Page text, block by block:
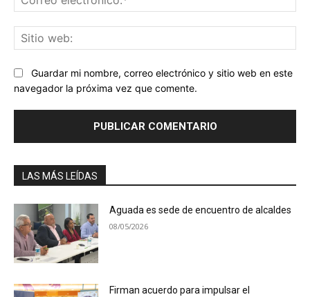
Guardar mi nombre, correo electrónico y sitio web en este
navegador la próxima vez que comente.
LAS MÁS LEÍDAS
Aguada es sede de encuentro de alcaldes
08/05/2026
Firman acuerdo para impulsar el